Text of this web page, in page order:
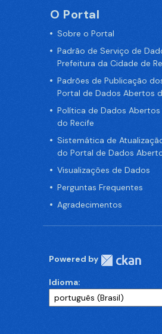
O Portal
Sobre o Portal
Padrão de Serviço de
Prefeitura da Cidade de
Padrões de Publicação
Portal de Dados Abertos
Política de Dados
do Recife
Sistemática de
do Portal de Dados
Visualizações de Dados
Perguntas Frequentes
Agradecimentos
Powered by
Idioma